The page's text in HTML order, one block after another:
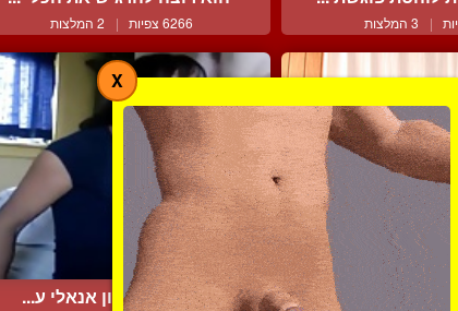
| 3 המלצות 6266 צפיות | 2 המלצות
עם כלי מאסיב... מין אוראלי וזיון אנאלי ע...
X